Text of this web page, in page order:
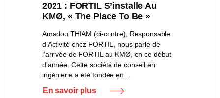
2021 : FORTIL S’installe Au
KMØ, « The Place To Be »
Amadou THIAM (ci-contre), Responsable
d’Activité chez FORTIL, nous parle de
l’arrivée de FORTIL au KMØ, en ce début
d’année. Cette société de conseil en
ingénierie a été fondée en…
En savoir plus